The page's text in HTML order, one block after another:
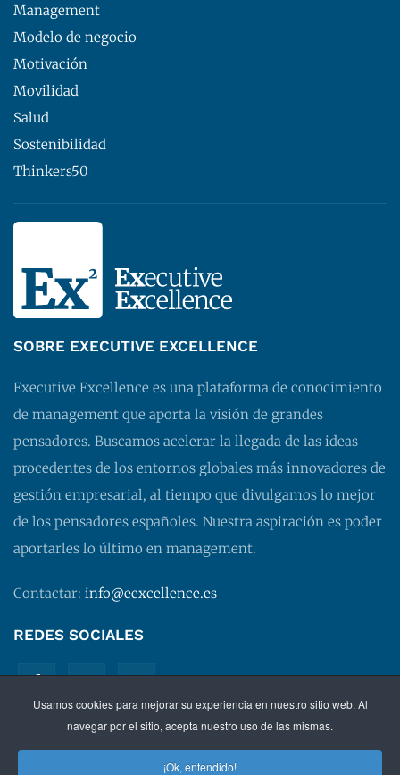
Usamos cookies para mejorar su experiencia en nuestro sitio web. Al
navegar por el sitio, acepta nuestro uso de las mismas.
¡Ok, entendido!
Management
Modelo de negocio
Motivación
Movilidad
Salud
Sostenibilidad
Thinkers50
SOBRE EXECUTIVE EXCELLENCE
Executive Excellence es una plataforma de conocimiento
de management que aporta la visión de grandes
pensadores. Buscamos acelerar la llegada de las ideas
procedentes de los entornos globales más innovadores de
gestión empresarial, al tiempo que divulgamos lo mejor
de los pensadores españoles. Nuestra aspiración es poder
aportarles lo último en management.
Contactar: info@eexcellence.es
REDES SOCIALES